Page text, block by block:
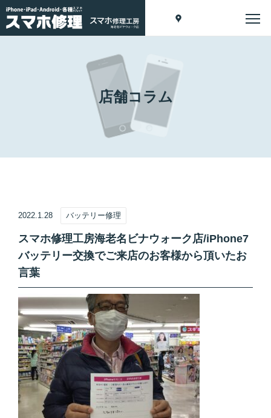
店舗コラム
2022.1.28 バッテリー修理
スマホ修理工房海老名ビナウォーク店/iPhone7
バッテリー交換でご来店のお客様から頂いたお
言葉